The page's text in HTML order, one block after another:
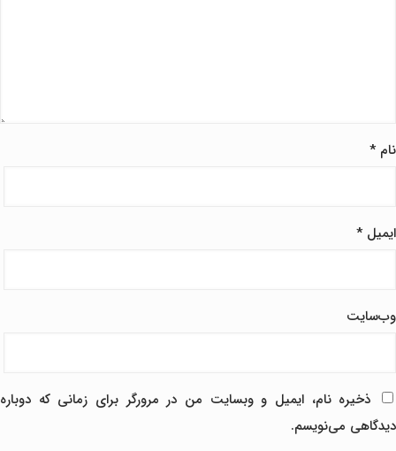
نام*
ایمیل*
وب‌سایت
ذخیره نام، ایمیل و وبسایت من در مرورگر برای زمانی که دوباره
دیدگاهی می‌نویسم.